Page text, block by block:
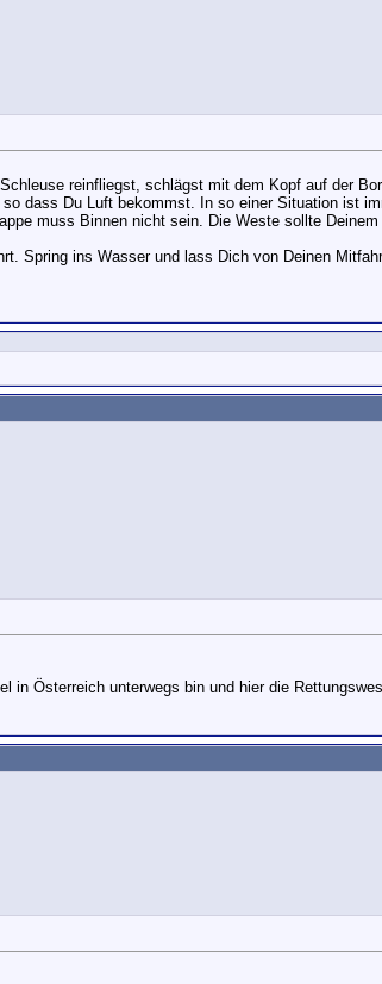
reinfliegst, schlägst mit dem Kopf auf der
dass Du Luft bekommst. In so einer Situation ist
muss Binnen nicht sein. Die Weste sollte
Spring ins Wasser und lass Dich von Deinen
in Österreich unterwegs bin und hier die